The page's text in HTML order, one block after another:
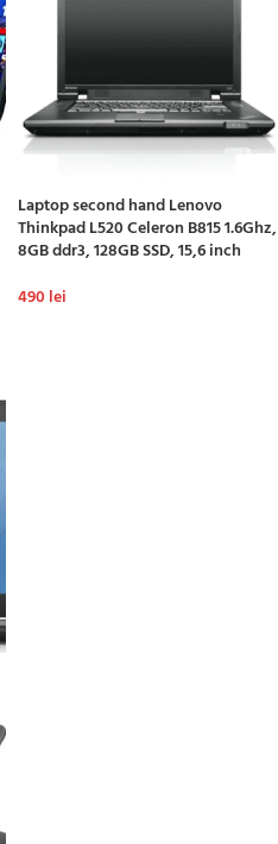
Laptop second hand Lenovo
Thinkpad L520 Celeron B815 1.6Ghz,
8GB ddr3, 128GB SSD, 15,6 inch
490 lei